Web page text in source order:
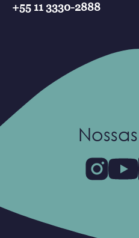
+55 11 3330-2888